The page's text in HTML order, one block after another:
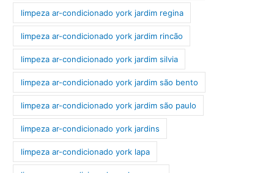
limpeza ar-condicionado york jardim regina
limpeza ar-condicionado york jardim rincão
limpeza ar-condicionado york jardim silvia
limpeza ar-condicionado york jardim são bento
limpeza ar-condicionado york jardim são paulo
limpeza ar-condicionado york jardins
limpeza ar-condicionado york lapa